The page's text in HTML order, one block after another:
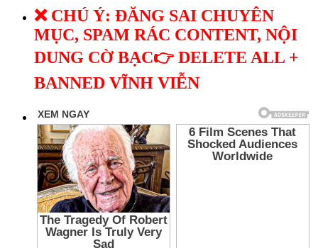
❌ CHÚ Ý: ĐĂNG SAI CHUYÊN
MỤC, SPAM RÁC CONTENT, NỘI
DUNG CỜ BẠC👉 DELETE ALL +
BANNED VĨNH VIỄN